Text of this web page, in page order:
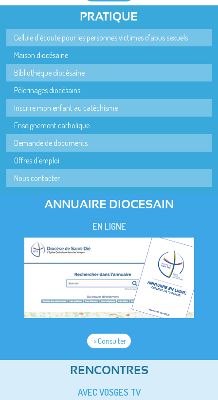
PRATIQUE
Cellule d'écoute pour les personnes victimes d'abus sexuels
Maison diocésaine
Bibliothèque diocésaine
Pèlerinages diocésains
Inscrire mon enfant au catéchisme
Enseignement catholique
Demande de documents
Offres d'emploi
Nous contacter
ANNUAIRE DIOCESAIN
EN LIGNE
> Consulter
RENCONTRES
AVEC VOSGES TV